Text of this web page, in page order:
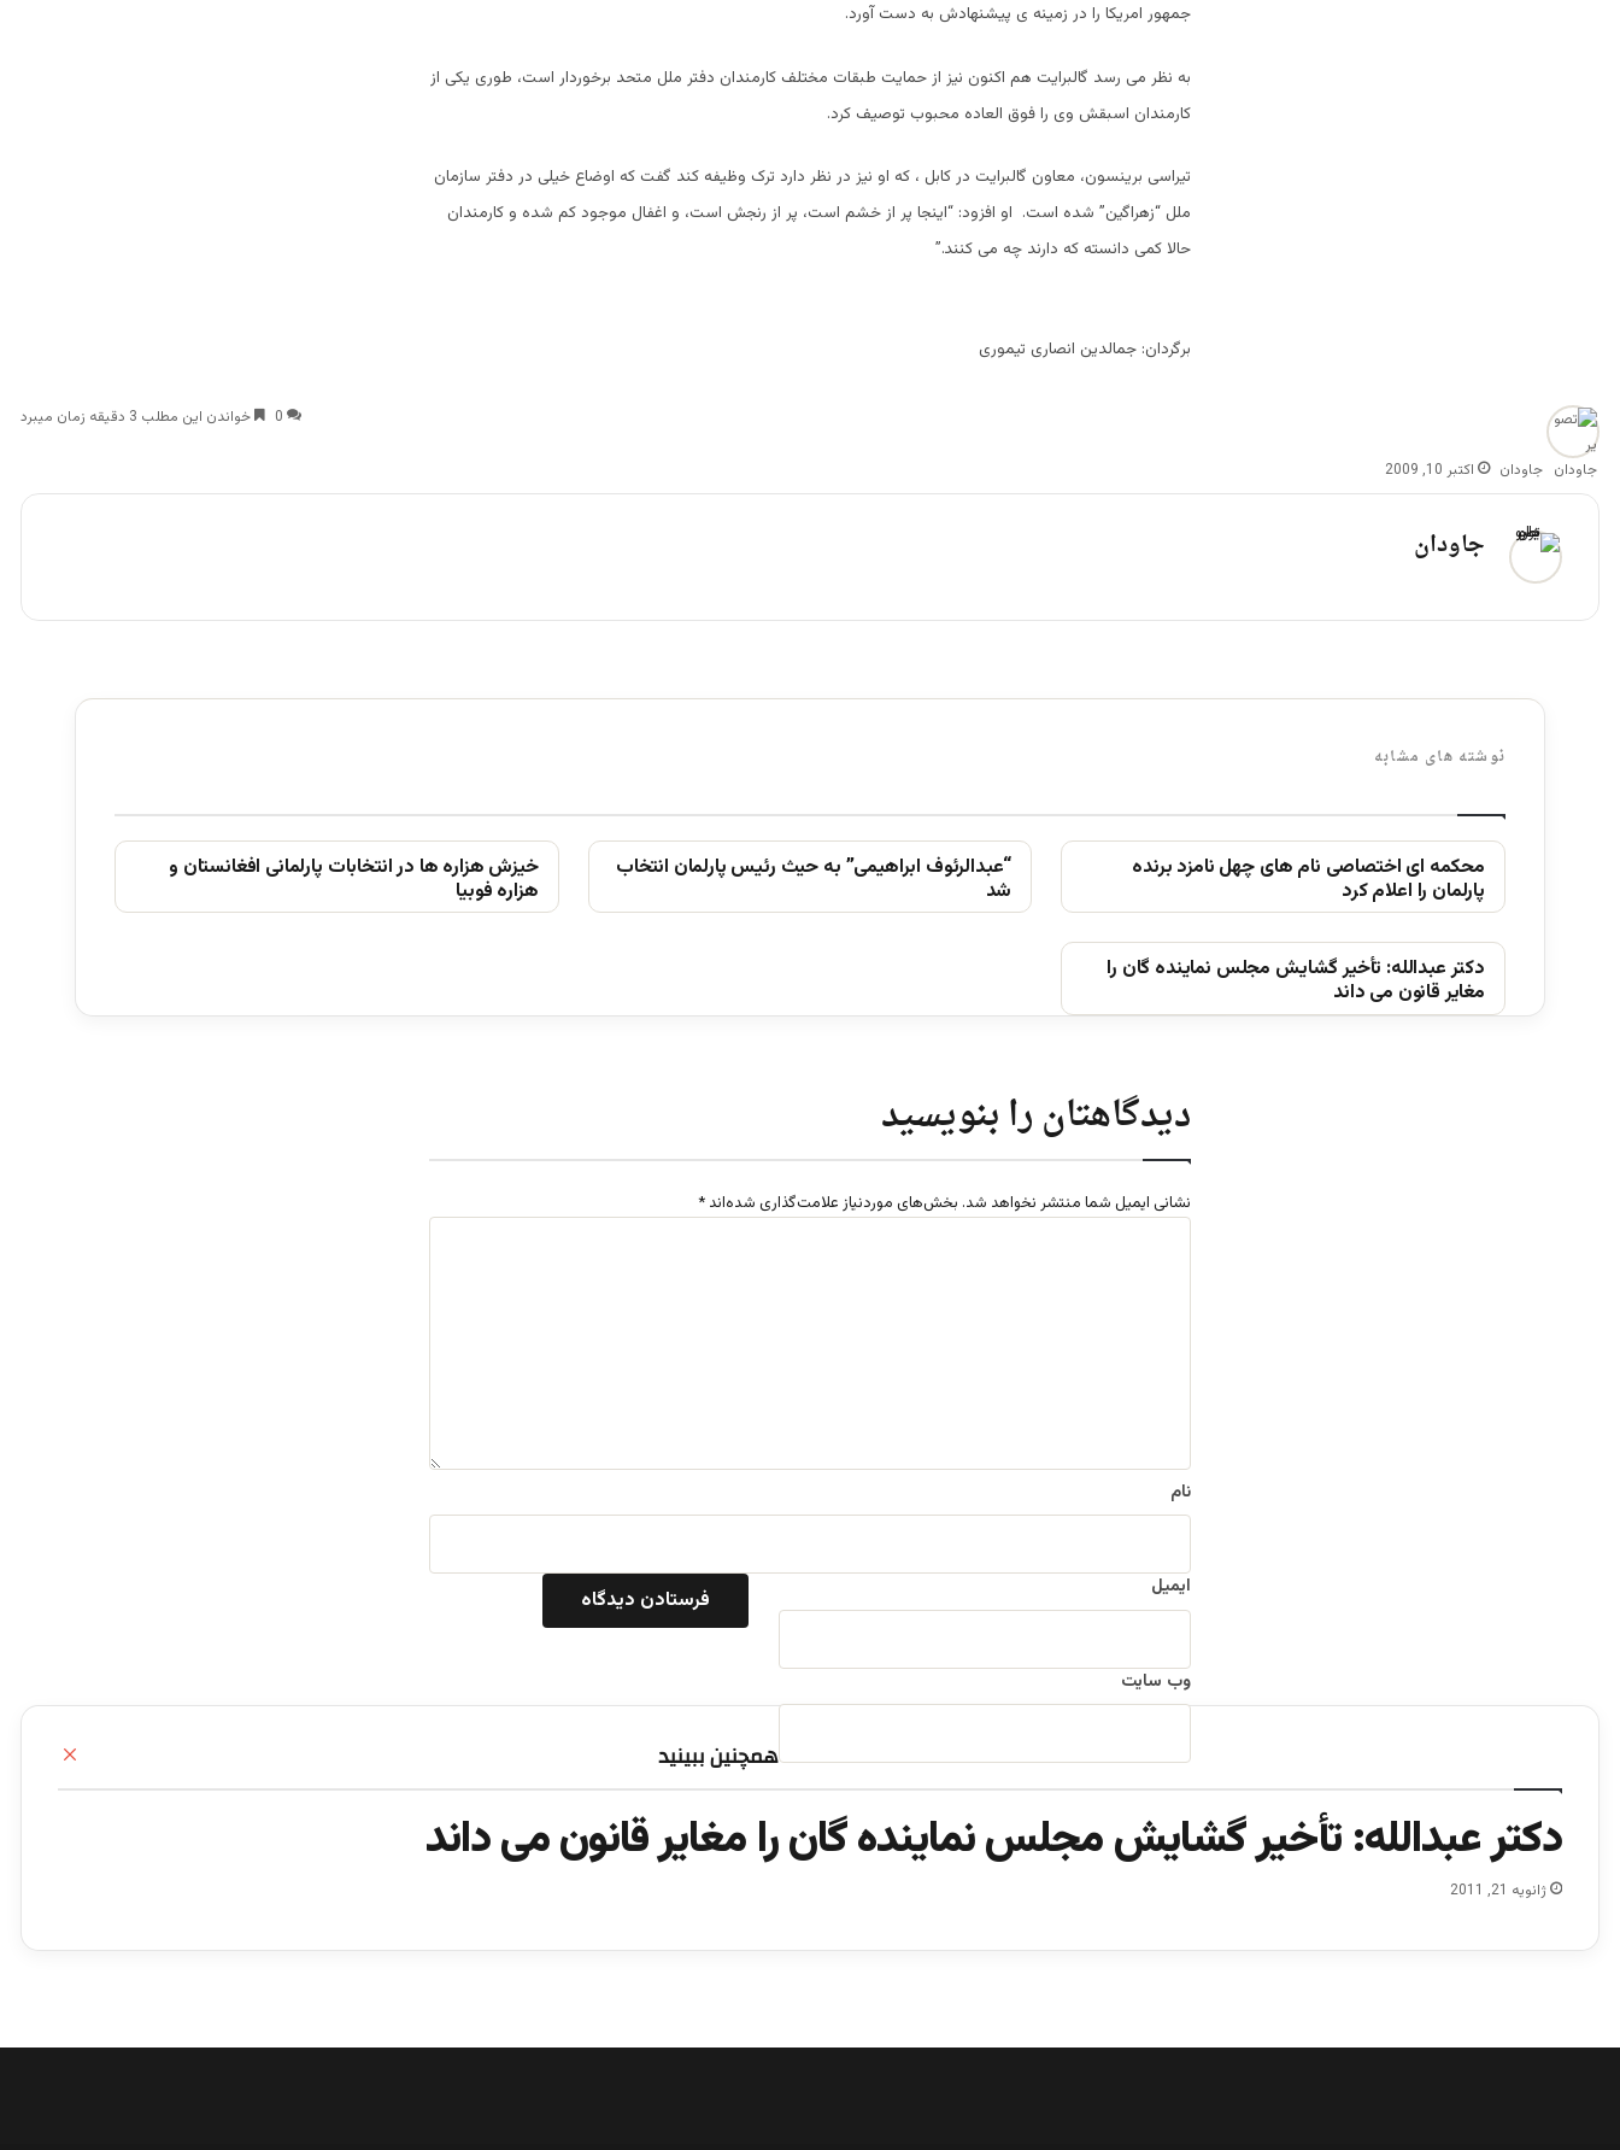
جمهور امریکا را در زمینه ی پیشنهادش به دست آورد.
به نظر می رسد گالبرایت هم اکنون نیز از حمایت طبقات مختلف کارمندان دفتر ملل متحد برخوردار است، طوری یکی از
کارمندان اسبقش وی را فوق العاده محبوب توصیف کرد.
تیراسی برینسون، معاون گالبرایت در کابل ، که او نیز در نظر دارد ترک وظیفه کند گفت که اوضاع خیلی در دفتر سازمان
ملل “زهراگین” شده است. او افزود: “اینجا پر از خشم است، پر از رنجش است، و اغفال موجود کم شده و کارمندان
حالا کمی دانسته که دارند چه می کنند.”
برگردان: جمالدین انصاری تیموری
جاودان اکتبر 10, 2009
0 خواندن این مطلب 3 دقیقه زمان میبرد
جاودان
نوشته های مشابه
محکمه ای اختصاصی نام های چهل نامزد برنده
پارلمان را اعلام کرد
“عبدالرئوف ابراهیمی” به حیث رئیس پارلمان انتخاب
شد
خیزش ھزاره ھا در انتخابات پارلمانی افغانستان و
ھزاره فوبیا
دکتر عبدالله: تأخیر گشایش مجلس نماینده گان را
مغایر قانون می داند
دیدگاهتان را بنویسید
نشانی ایمیل شما منتشر نخواهد شد. بخش‌های موردنیاز علامت‌گذاری شده‌اند *
نام
ایمیل
وب‌ سایت
همچنین ببینید
دکتر عبدالله: تأخیر گشایش مجلس نماینده گان را مغایر قانون می داند
ژانویه 21, 2011